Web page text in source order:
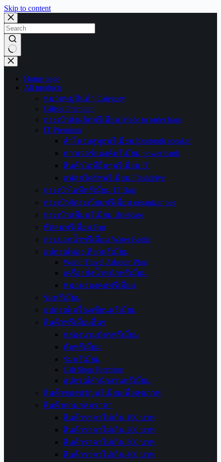
Skip to content
No
results
Home page
All products
หมวดหมู่สินค้า Category
Giftset Premium
กระเป๋าสั่งผลิตพรีเมี่ยม Made to order bags
IT Premium
ลำโพงบลูทูธพรีเมี่ยม bluetooth speaker
พาวเวอร์แบงค์พรีเมี่ยม power bank
สินค้าไอทีอื่นๆพรีเมี่ยม IT
แฟลชไดร์ฟพรีเมี่ยม Flashdrive
กระเป๋าไอทีพรีเมี่ยม IT Bag
กระเป๋าจัดระเบียบพรีเมี่ยม organizer bag
กระเป๋าแฟ้มพรีเมี่ยม Briefcase
พัดลมพรีเมี่ยม Fan
กระบอกน้ำพรีเมี่ยม Water Bottle
อุปกรณ์ท่องเที่ยวพรีเมี่ยม
World Travel Adapter Plug
เครื่องชั่งน้ำหนักพรีเมี่ยม
หมอนรองคอพรีเมี่ยม
ร่มพรีเมี่ยม
อุปกรณ์เครื่องเขียนพรีเมี่ยม
สินค้าพรีเมี่ยมอื่นๆ
กล่องนามบัตรพรีเมี่ยม
พัดพรีเมี่ยม
ร่มพรีเมี่ยม
Gift Shop Premium
อุปกรณ์สำนักงานพรีเมี่ยม
สินค้าของขวัญพรีเมี่ยมเพื่อสุขภาพ
สินค้าตามกลุ่มราคา
สินค้าราคาไม่เกิน 100 บาท
สินค้าราคาไม่เกิน 200 บาท
สินค้าราคาไม่เกิน 300 บาท
สินค้าราคาไม่เกิน 400 บาท